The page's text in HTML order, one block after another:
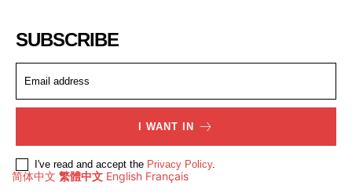
SUBSCRIBE
I WANT IN
I've read and accept the Privacy Policy.
简体中文 繁體中文 English Français